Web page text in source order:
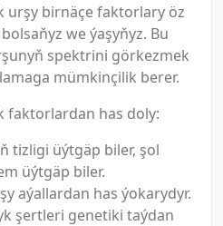
urşy birnäçe faktorlary öz
we ýaşyňyz. Bu
spektrini görkezmek
mümkinçilik berer.
faktorlardan has doly:
tizligi üýtgäp biler, şol
üýtgäp biler.
aýallardan has ýokarydyr.
şertleri genetiki taýdan